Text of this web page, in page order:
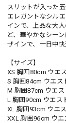
スリットが入った
エレガントなシル
インで、上品な大
ど、華やかなシー
ザインで、一日中快
【サイズ】
XS 胸囲80cm ウエ
S 胸囲84cm ウエス
M 胸囲87cm ウエ
L 胸囲90cm ウエス
XL 胸囲93cm ウエ
XXL 胸囲96cm ウ